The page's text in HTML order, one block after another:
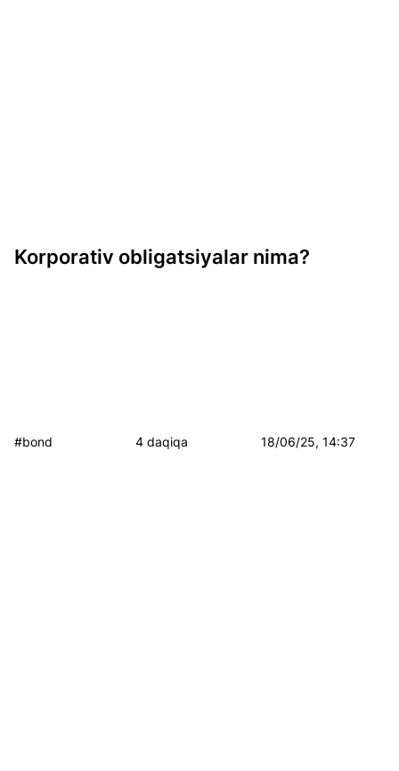
Korporativ obligatsiyalar nima?
#bond 4 daqiqa 18/06/25, 14:37